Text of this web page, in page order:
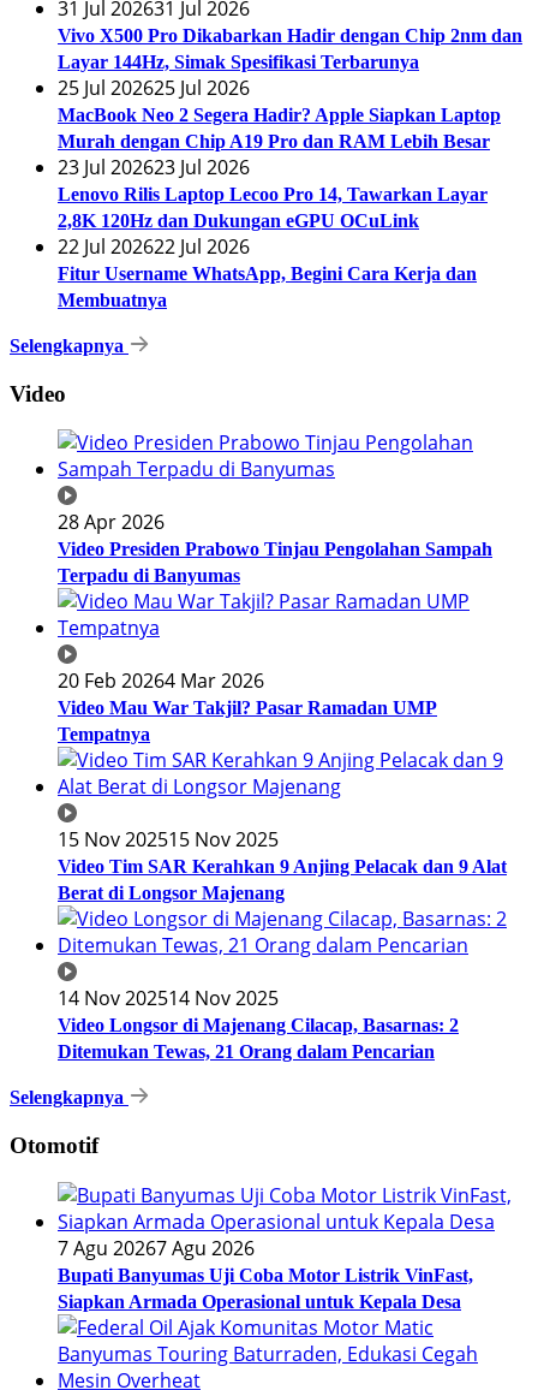
31 Jul 202631 Jul 2026
Vivo X500 Pro Dikabarkan Hadir dengan Chip 2nm dan
Layar 144Hz, Simak Spesifikasi Terbarunya
25 Jul 202625 Jul 2026
MacBook Neo 2 Segera Hadir? Apple Siapkan Laptop
Murah dengan Chip A19 Pro dan RAM Lebih Besar
23 Jul 202623 Jul 2026
Lenovo Rilis Laptop Lecoo Pro 14, Tawarkan Layar
2,8K 120Hz dan Dukungan eGPU OCuLink
22 Jul 202622 Jul 2026
Fitur Username WhatsApp, Begini Cara Kerja dan
Membuatnya
Selengkapnya
Video
28 Apr 2026
Video Presiden Prabowo Tinjau Pengolahan Sampah
Terpadu di Banyumas
20 Feb 20264 Mar 2026
Video Mau War Takjil? Pasar Ramadan UMP
Tempatnya
15 Nov 202515 Nov 2025
Video Tim SAR Kerahkan 9 Anjing Pelacak dan 9 Alat
Berat di Longsor Majenang
14 Nov 202514 Nov 2025
Video Longsor di Majenang Cilacap, Basarnas: 2
Ditemukan Tewas, 21 Orang dalam Pencarian
Selengkapnya
Otomotif
7 Agu 20267 Agu 2026
Bupati Banyumas Uji Coba Motor Listrik VinFast,
Siapkan Armada Operasional untuk Kepala Desa